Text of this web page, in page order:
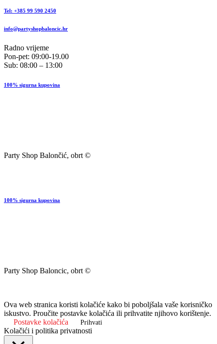
Tel: +385 99 590 2450
info@partyshopbaloncic.hr
Radno vrijeme
Pon-pet: 09:00-19.00
Sub: 08:00 – 13:00
100% sigurna kupovina
Party Shop Balončić, obrt ©
100% sigurna kupovina
Party Shop Baloncic, obrt ©
Ova web stranica koristi kolačiće kako bi poboljšala vaše korisničko
iskustvo. Proučite postavke kolačića ili prihvatite njihovo korištenje.
Postavke kolačića
Prihvati
Kolačići i politika privatnosti